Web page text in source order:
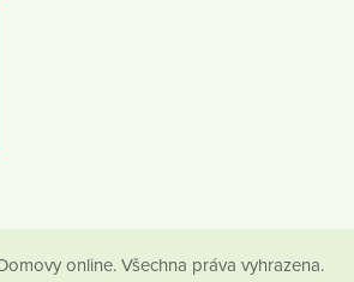
online. Všechna práva vyhrazena.